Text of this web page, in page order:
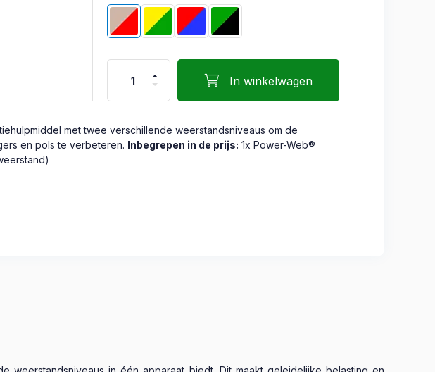
In winkelwagen
met twee verschillende weerstandsniveaus om de
en pols te verbeteren. Inbegrepen in de prijs: 1x Power-Web®